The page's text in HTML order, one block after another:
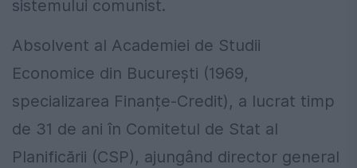
sistemului comunist.
Absolvent al Academiei de Studii
Economice din București (1969,
specializarea Finanțe-Credit), a lucrat timp
de 31 de ani în Comitetul de Stat al
Planificării (CSP), ajungând director general